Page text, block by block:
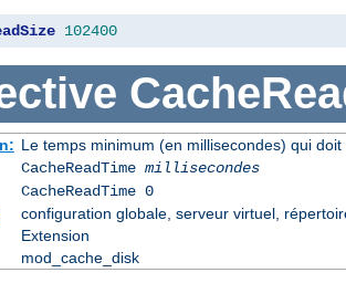
102400
Le temps minimum (en millisecondes) qui
CacheReadTime millisecondes
CacheReadTime 0
configuration globale, serveur virtuel,
Extension
mod_cache_disk